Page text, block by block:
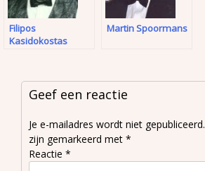
Filipos
Kasidokostas
Martin Spoormans
Geef een reactie
Je e-mailadres wordt niet gepubliceerd.
zijn gemarkeerd met *
Reactie *